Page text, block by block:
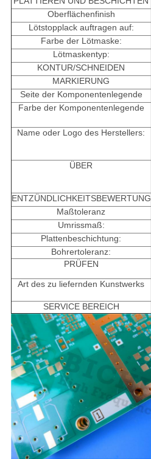
Oberflächenfinish
Lötstopplack auftragen auf:
Farbe der Lötmaske:
Lötmaskentyp:
KONTUR/SCHNEIDEN
MARKIERUNG
Seite der Komponentenlegende
Farbe der Komponentenlegende
Name oder Logo des Herstellers:
ÜBER
ENTZÜNDLICHKEITSBEWERTUNG
Maßtoleranz
Umrissmaß:
Plattenbeschichtung:
Bohrertoleranz:
PRÜFEN
Art des zu liefernden Kunstwerks
SERVICE BEREICH